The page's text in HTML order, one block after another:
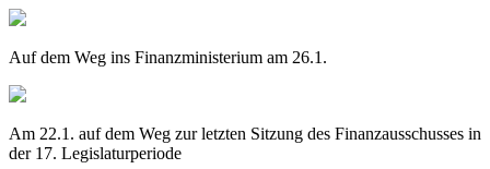
Auf dem Weg ins Finanzministerium am 26.1.
Am 22.1. auf dem Weg zur letzten Sitzung des Finanzausschusses in
der 17. Legislaturperiode